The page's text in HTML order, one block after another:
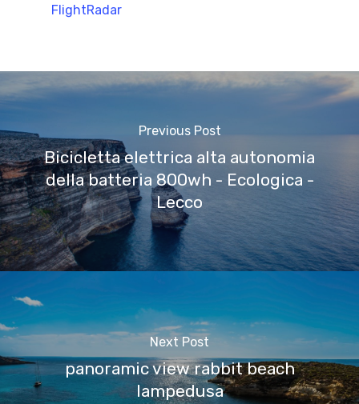
FlightRadar
Previous Post
Bicicletta elettrica alta autonomia
della batteria 800wh - Ecologica -
Lecco
Next Post
panoramic view rabbit beach
lampedusa